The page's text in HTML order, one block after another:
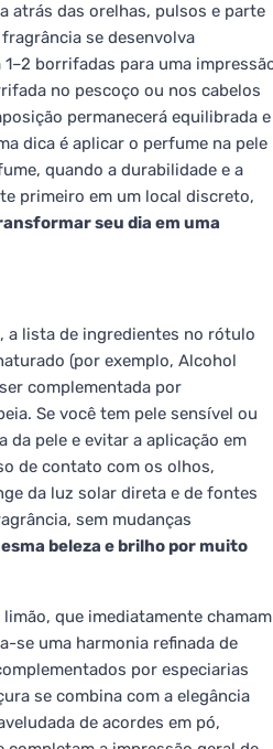
atrás das orelhas, pulsos e parte
se desenvolva
borrifadas para uma
no pescoço ou nos cabelos
permanecerá equilibrada e
dica é aplicar o perfume na pele
quando a durabilidade e a
primeiro em um local discreto,
seu dia em uma
a lista de ingredientes no rótulo
(por exemplo, Alcohol
complementada por
Se você tem pele sensível ou
da pele e evitar a aplicação em
de contato com os olhos,
da luz solar direta e de fontes
sem mudanças
beleza e brilho por muito
que imediatamente chamam
se uma harmonia refinada de
por especiarias
se combina com a elegância
de acordes em pó,